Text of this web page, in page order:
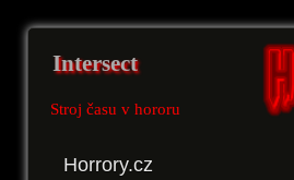
Intersect
Stroj času v hororu
Horrory.cz